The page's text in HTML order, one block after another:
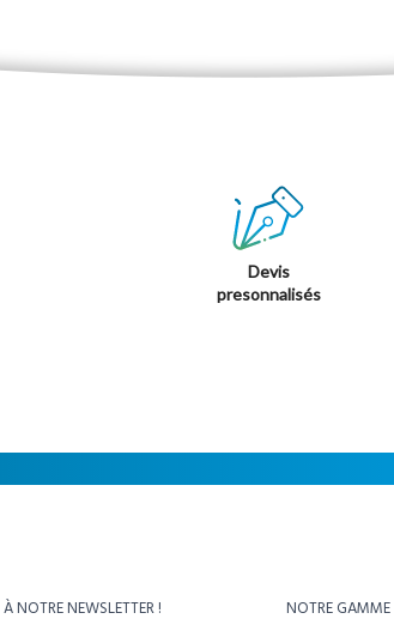
Devis
presonnalisés
NOTRE NEWSLETTER ! NOTRE GAMME